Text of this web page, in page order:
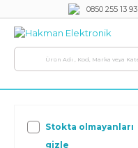
0850 255 13 93
Stokta olmayanları
gizle